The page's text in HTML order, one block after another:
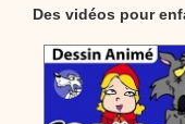
Des vidéos pour